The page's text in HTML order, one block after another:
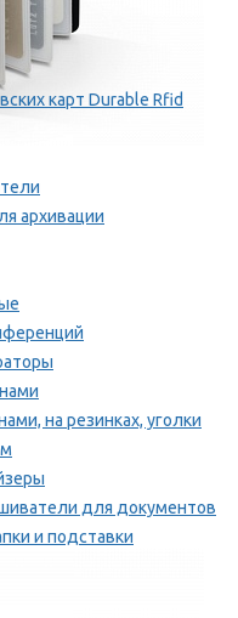
карт Durable Rfid
архивации
на резинках, уголки
для документов
и подставки